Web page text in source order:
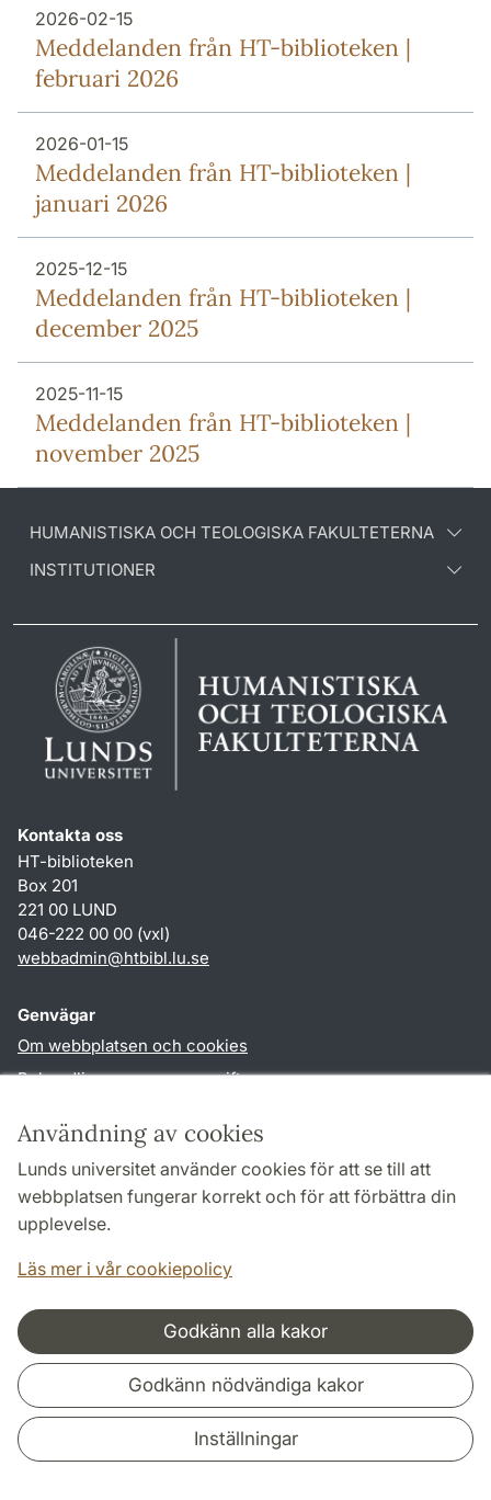
Användning av cookies
Lunds universitet använder cookies för att se till att
webbplatsen fungerar korrekt och för att förbättra din
upplevelse.
Läs mer i vår cookiepolicy
Godkänn alla kakor
Godkänn nödvändiga kakor
Inställningar
2026-02-15
Meddelanden från HT-biblioteken |
februari 2026
2026-01-15
Meddelanden från HT-biblioteken |
januari 2026
2025-12-15
Meddelanden från HT-biblioteken |
december 2025
2025-11-15
Meddelanden från HT-biblioteken |
november 2025
HUMANISTISKA OCH TEOLOGISKA FAKULTETERNA
INSTITUTIONER
Kontakta oss
HT-biblioteken
Box 201
221 00 LUND
046-222 00 00 (vxl)
webbadmin@htbibl.lu.se
Genvägar
Om webbplatsen och cookies
Behandling av personuppgifter
TYPO3-login
Följ oss i sociala medier
Samarbeten och nätverk